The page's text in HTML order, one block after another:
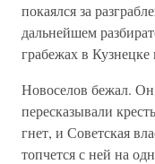
покаялся за
дальнейшем
грабежах в
Новоселов бежал. Он
пересказывали
гнет, и Советская
топчется с ней на